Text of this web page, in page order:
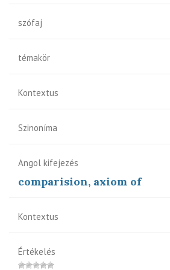
szófaj
témakör
Kontextus
Szinoníma
Angol kifejezés
comparision, axiom of
Kontextus
Értékelés